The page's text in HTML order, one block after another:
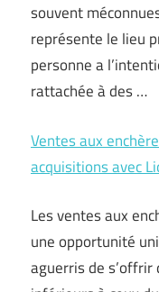
souvent
représente le lieu
personne a
rattachée à des …
Ventes aux
acquisitions avec
Les ventes aux
une opportunité
aguerris de